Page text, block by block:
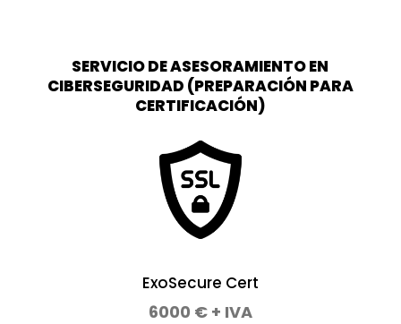
SERVICIO DE ASESORAMIENTO EN
CIBERSEGURIDAD (PREPARACIÓN PARA
CERTIFICACIÓN)
ExoSecure Cert
6000 € + IVA